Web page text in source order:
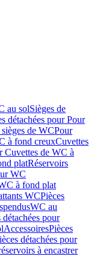
au solSièges de
détachées pour Pour
de WCPour
à fond creuxCuvettes
Cuvettes de WC à
platRéservoirs
WC
à fond plat
WCPièces
WC au
détachées pour
AccessoiresPièces
détachées pour
à encastrer